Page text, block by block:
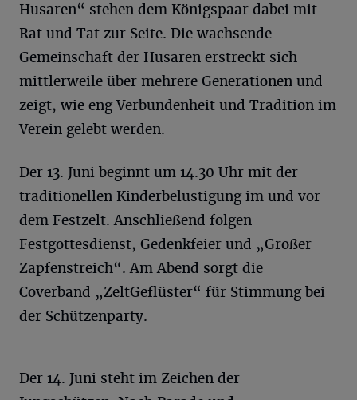
Husaren“ stehen dem Königspaar dabei mit
Rat und Tat zur Seite. Die wachsende
Gemeinschaft der Husaren erstreckt sich
mittlerweile über mehrere Generationen und
zeigt, wie eng Verbundenheit und Tradition im
Verein gelebt werden.
Der 13. Juni beginnt um 14.30 Uhr mit der
traditionellen Kinderbelustigung im und vor
dem Festzelt. Anschließend folgen
Festgottesdienst, Gedenkfeier und „Großer
Zapfenstreich“. Am Abend sorgt die
Coverband „ZeltGeflüster“ für Stimmung bei
der Schützenparty.
Der 14. Juni steht im Zeichen der